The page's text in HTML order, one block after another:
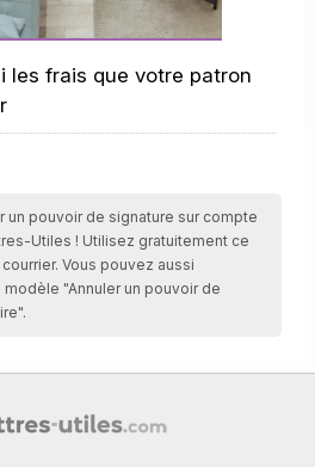
les frais que votre patron
un pouvoir de signature sur compte
Utiles ! Utilisez gratuitement ce
Vous pouvez aussi
"Annuler un pouvoir de